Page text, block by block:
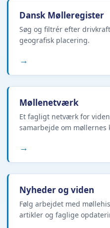
Dansk Mølleregister
Søg og filtrér efter
geografisk placering.
→
Møllenetværk
Et fagligt netværk for
samarbejde om
→
Nyheder og viden
Følg arbejdet med
artikler og faglige